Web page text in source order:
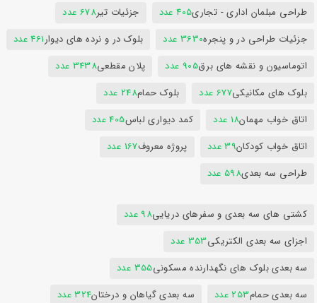
طراحی مبلمان اداری - تجاری405 عدد جزئیات تیر678 عدد
جزئیات طراحی در و پنجره3630 عدد بلوک در و نرده های دیوار461 عدد
اتوماسیون و نقشه های برق905 عدد پلان مقطعی3438 عدد
بلوک های مکانیکی677 عدد بلوک حمام248 عدد
اتاق خواب مهمان18 عدد کمد دیواری لباس405 عدد
اتاق خواب کودکان39 عدد پروژه معروف167 عدد
طراحی سه بعدی598 عدد
کشتی های سه بعدی و سفرهای دریایی98 عدد
اجزای سه بعدی الکتریکی353 عدد
سه بعدی بلوک های نگهدارنده مسکونی355 عدد
سه بعدی حمام253 عدد سه بعدی گیاهان و درختان324 عدد